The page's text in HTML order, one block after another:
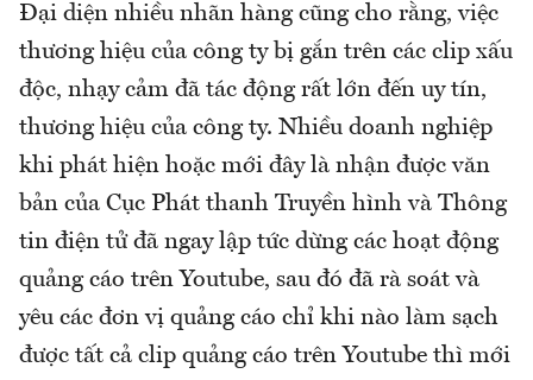
Đại diện nhiều nhãn hàng cũng cho rằng, việc
thương hiệu của công ty bị gắn trên các clip xấu
độc, nhạy cảm đã tác động rất lớn đến uy tín,
thương hiệu của công ty. Nhiều doanh nghiệp
khi phát hiện hoặc mới đây là nhận được văn
bản của Cục Phát thanh Truyền hình và Thông
tin điện tử đã ngay lập tức dừng các hoạt động
quảng cáo trên Youtube, sau đó đã rà soát và
yêu các đơn vị quảng cáo chỉ khi nào làm sạch
được tất cả clip quảng cáo trên Youtube thì mới